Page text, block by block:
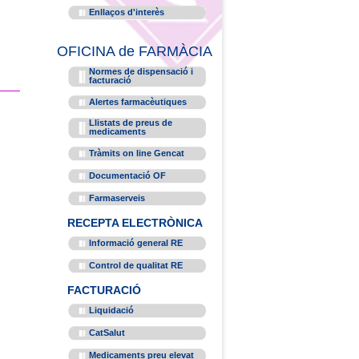
Enllaços d'interès
OFICINA de FARMÀCIA
Normes de dispensació i
facturació
Alertes farmacèutiques
Llistats de preus de
medicaments
Tràmits on line Gencat
Documentació OF
Farmaserveis
RECEPTA ELECTRÒNICA
Informació general RE
Control de qualitat RE
FACTURACIÓ
Liquidació
CatSalut
Medicaments preu elevat